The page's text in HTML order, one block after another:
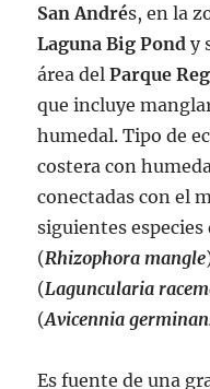
San Andrés, en la
Laguna Big Pond y
área delParque
que incluye
humedal. Tipo de
costera con
conectadas con el
siguientes
(Rhizophora mangle
(Laguncularia
(Avicennia
Es fuente de una